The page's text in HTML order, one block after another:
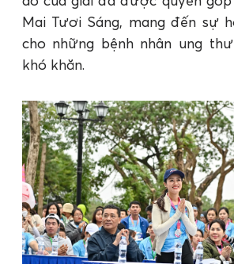
Mai Tươi Sáng, mang đến sự
cho những bệnh nhân ung
khó khăn.